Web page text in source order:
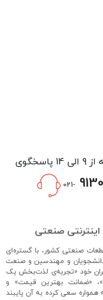
شنبه تا چهارشنبه از 9 الی 17 و پنج شنبه از 9 الی 14 پاسخگوی
-021
صنعتی
صنعتی کشور، با گستره‌ای
دانشجویان و مهندسین و صنعت
خود «تجربه‌ی لذت‌بخش یک
«ضمانت بهترین قیمت» و
سعی کرده به آن پایبند